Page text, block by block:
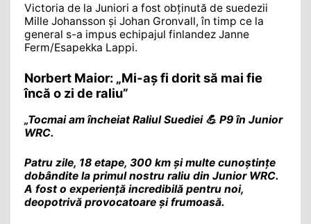
Victoria de la Juniori a fost obținută de suedezii
Mille Johansson și Johan Gronvall, în timp ce la
general s-a impus echipajul finlandez Janne
Ferm/Esapekka Lappi.
Norbert Maior: „Mi-aș fi dorit să mai fie
încă o zi de raliu”
„Tocmai am încheiat Raliul Suediei 💪 P9 în Junior
WRC.
Patru zile, 18 etape, 300 km și multe cunoștințe
dobândite la primul nostru raliu din Junior WRC.
A fost o experiență incredibilă pentru noi,
deopotrivă provocatoare și frumoasă.